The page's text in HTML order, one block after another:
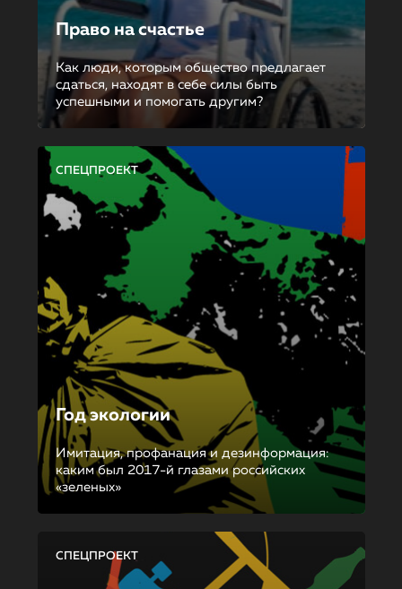
Право на счастье
Как люди, которым общество предлагает
сдаться, находят в себе силы быть
успешными и помогать другим?
СПЕЦПРОЕКТ
Год экологии
Имитация, профанация и дезинформация:
каким был 2017-й глазами российских
«зеленых»
СПЕЦПРОЕКТ